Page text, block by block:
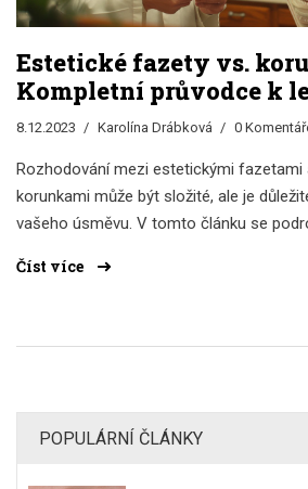
Estetické fazety vs.
Kompletní průvodce k
úsměvu
8.12.2023 Karolína Drábková 0
Rozhodování mezi estetickými fazetami
korunkami může být složité, ale je
vašeho úsměvu. V tomto článku se
tu, která nejlépe vyhovuje vašim
Číst více
POPULÁRNÍ ČLÁNKY